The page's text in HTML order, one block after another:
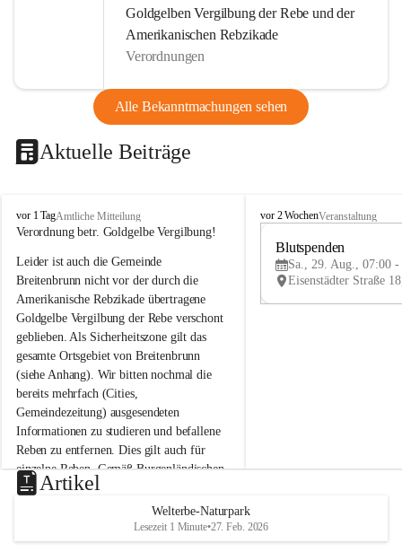
Goldgelben Vergilbung der Rebe und der
Amerikanischen Rebzikade
Verordnungen
Alle Bekanntmachungen sehen
Aktuelle Beiträge
B
r
i
t
e
n
b
r
u
n
n
a
m
N
e
u
s
d
vor 1 TagAmtliche Mitteilung
Verordnung betr. Goldgelbe Vergilbung!
Leider ist auch die Gemeinde
Breitenbrunn nicht vor der durch die
Amerikanische Rebzikade übertragene
Goldgelbe Vergilbung der Rebe verschont
geblieben. Als Sicherheitszone gilt das
gesamte Ortsgebiet von Breitenbrunn
(siehe Anhang). Wir bitten nochmal die
bereits mehrfach (Cities,
Gemeindezeitung) ausgesendeten
Informationen zu studieren und befallene
Reben zu entfernen. Dies gilt auch für
einzelne Reben. Gemäß Burgenländischen
Weinbaugesetz sind nicht gepflegte oder
unzulässige Weingärten zu roden! Bitte
helfen wir zusammen um unsere Winzer
vor den prognostizierten Ernteausfällen
B
e
u
e
d
vor 2 WochenVeranstaltung
Blutspenden
Sa., 29. Aug., 07:00 -
Artikel
Welterbe-Naturpark
Lesezeit 1 Minute•27. Feb. 2026